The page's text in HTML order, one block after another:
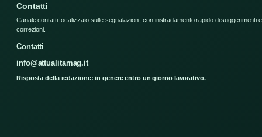
Contatti
Canale contatti focalizzato sulle segnalazioni, con instradamento rapido di suggerimenti e
correzioni.
Contatti
info@attualitamag.it
Risposta della redazione: in genere entro un giorno lavorativo.